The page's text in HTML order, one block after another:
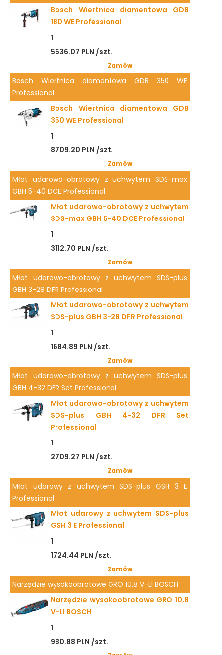
Bosch Wiertnica diamentowa GDB
180 WE Professional
1
5636.07 PLN /szt.
Zamów
Bosch Wiertnica diamentowa GDB 350 WE
Professional
Bosch Wiertnica diamentowa GDB
350 WE Professional
1
8709.20 PLN /szt.
Zamów
Młot udarowo-obrotowy z uchwytem SDS-max
GBH 5-40 DCE Professional
Młot udarowo-obrotowy z uchwytem
SDS-max GBH 5-40 DCE Professional
1
3112.70 PLN /szt.
Zamów
Młot udarowo-obrotowy z uchwytem SDS-plus
GBH 3-28 DFR Professional
Młot udarowo-obrotowy z uchwytem
SDS-plus GBH 3-28 DFR Professional
1
1684.89 PLN /szt.
Zamów
Młot udarowo-obrotowy z uchwytem SDS-plus
GBH 4-32 DFR Set Professional
Młot udarowo-obrotowy z uchwytem
SDS-plus GBH 4-32 DFR Set
Professional
1
2709.27 PLN /szt.
Zamów
Młot udarowy z uchwytem SDS-plus GSH 3 E
Professional
Młot udarowy z uchwytem SDS-plus
GSH 3 E Professional
1
1724.44 PLN /szt.
Zamów
Narzędzie wysokoobrotowe GRO 10,8 V-LI BOSCH
Narzędzie wysokoobrotowe GRO 10,8
V-LI BOSCH
1
980.88 PLN /szt.